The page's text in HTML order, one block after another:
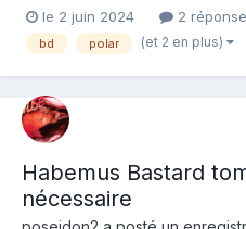
l'album : Dargaud Note :
n'a pas droit à l'erreur....
le 2 juin 2024 2
bd polar (et 2 en plus)
Habemus Bastard
nécessaire